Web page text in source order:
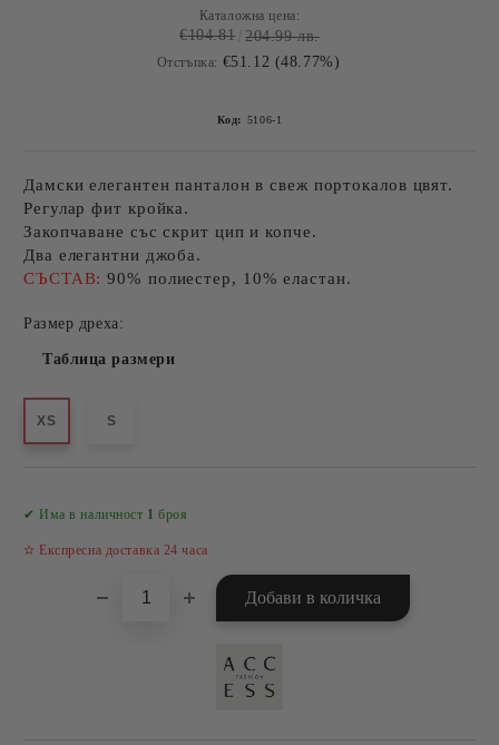
Каталожна цена:
€104.81 204.99 лв.
Отстъпка: €51.12 (48.77%)
Код: 5106-1
Дамски елегантен панталон в свеж портокалов цвят.
Регулар фит кройка.
Закопчаване със скрит цип и копче.
Два елегантни джоба.
СЪСТАВ:90% полиестер, 10% еластан.
Размер дреха:
Таблица размери
XS S
✔ Има в наличност 1 броя
✫ Експресна доставка 24 часа